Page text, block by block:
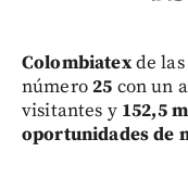
Colombiatexde
número25 con un
visitantes y 152,5
oportunidades de